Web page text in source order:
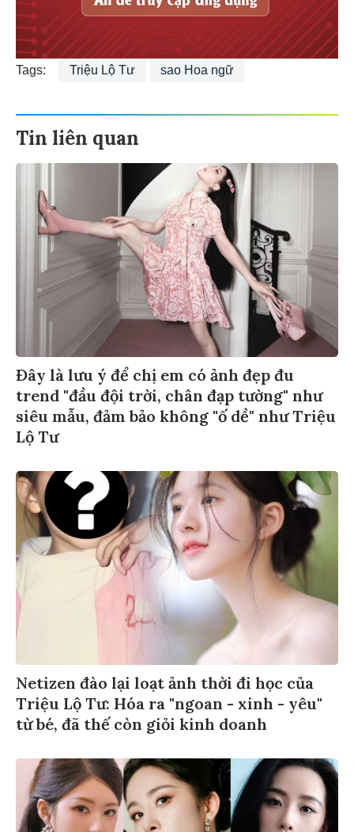
Tags: Triệu Lộ Tư sao Hoa ngữ
Tin liên quan
Đây là lưu ý để chị em có ảnh đẹp đu
trend "đầu đội trời, chân đạp tường" như
siêu mẫu, đảm bảo không "ố dề" như Triệu
Lộ Tư
Netizen đào lại loạt ảnh thời đi học của
Triệu Lộ Tư: Hóa ra "ngoan - xinh - yêu"
từ bé, đã thế còn giỏi kinh doanh